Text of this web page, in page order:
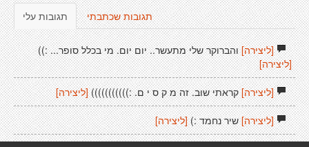
תגובות עלי תגובות שכתבתי
[ליצירה]והברוקר שלי מתעשר.. יום יום. מי בכלל סופר... :))
[ליצירה]
[ליצירה]קראתי שוב. זה מ ק ס י ם. :))))))))))) [ליצירה]
[ליצירה]שיר נחמד :) [ליצירה]